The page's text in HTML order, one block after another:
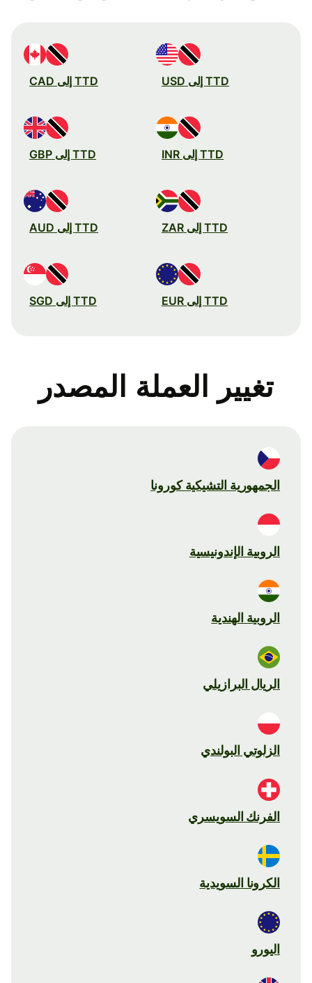
TTD إلى USD TTD إلى CAD
TTD إلى INR TTD إلى GBP
TTD إلى ZAR TTD إلى AUD
TTD إلى EUR TTD إلى SGD
تغيير العملة المصدر
الجمهورية التشيكية كورونا
الروبية الإندونيسية
الروبية الهندية
الريال البرازيلي
الزلوتي البولندي
الفرنك السويسري
الكرونا السويدية
اليورو